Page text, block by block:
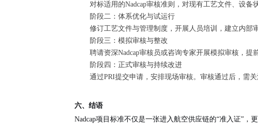
对标适用的Nadcap审核准则，对现有工艺文件、设
阶段二：体系优化与试运行
修订工艺文件与管理制度，开展人员培训，建立内部
阶段三：模拟审核与整改
聘请资深Nadcap审核员或咨询专家开展模拟审核，提
阶段四：正式审核与持续改进
通过PRI提交申请，安排现场审核。审核通过后，需
六、结语
Nadcap项目标准不仅是一张进入航空供应链的“准入证”